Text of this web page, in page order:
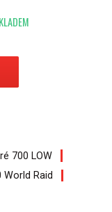
700 LOW
World Raid